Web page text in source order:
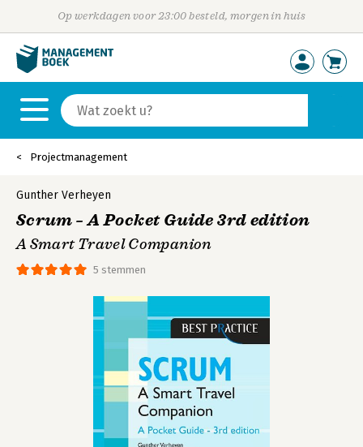
Op werkdagen voor 23:00 besteld, morgen in huis
Projectmanagement
5 stemmen
Gunther Verheyen
Scrum – A Pocket Guide 3rd edition
A Smart Travel Companion